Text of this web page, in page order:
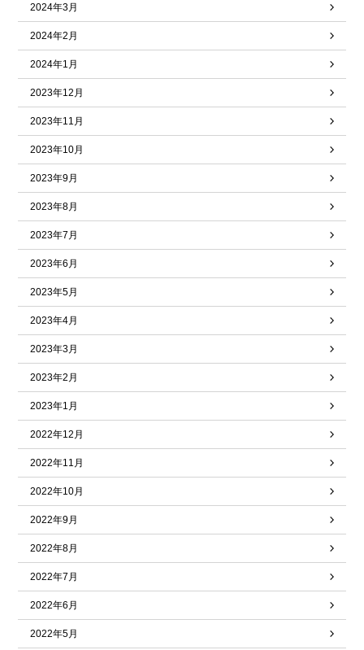
2024年3月
2024年2月
2024年1月
2023年12月
2023年11月
2023年10月
2023年9月
2023年8月
2023年7月
2023年6月
2023年5月
2023年4月
2023年3月
2023年2月
2023年1月
2022年12月
2022年11月
2022年10月
2022年9月
2022年8月
2022年7月
2022年6月
2022年5月